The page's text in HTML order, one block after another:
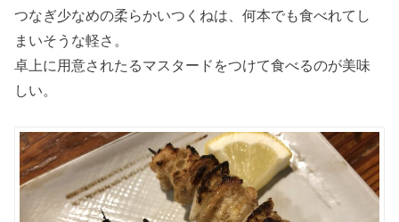
つなぎ少なめの柔らかいつくねは、何本でも食べれてし
まいそうな軽さ。
卓上に用意されたるマスタードをつけて食べるのが美味
しい。